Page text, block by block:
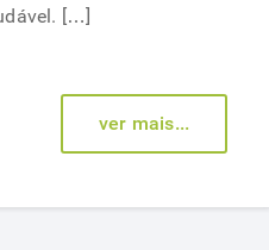
[…]
ver mais...